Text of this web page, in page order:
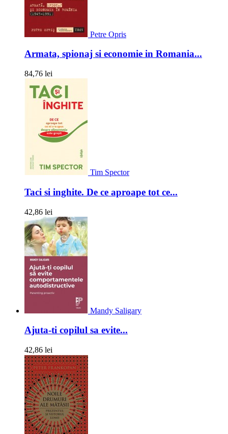
Petre Opris
Armata, spionaj si economie in Romania...
84,76 lei
Tim Spector
Taci si inghite. De ce aproape tot ce...
42,86 lei
Mandy Saligary
Ajuta-ti copilul sa evite...
42,86 lei